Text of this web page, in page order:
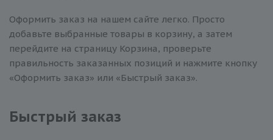
Оформить заказ на нашем сайте легко. Просто
добавьте выбранные товары в корзину, а затем
перейдите на страницу Корзина, проверьте
правильность заказанных позиций и нажмите кнопку
«Оформить заказ» или «Быстрый заказ».
Быстрый заказ